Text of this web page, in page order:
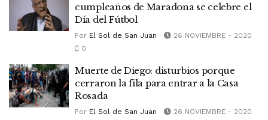
cumpleaños de Maradona se celebre el
Día del Fútbol
Por El Sol de San Juan
26 NOVIEMBRE - 2020
0
Muerte de Diego: disturbios porque
cerraron la fila para entrar a la Casa
Rosada
Por El Sol de San Juan
26 NOVIEMBRE - 2020